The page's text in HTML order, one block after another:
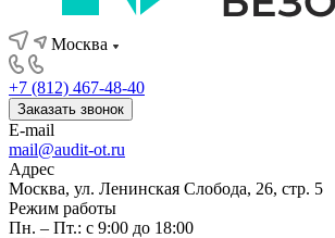
Москва
+7 (812) 467-48-40
Заказать звонок
E-mail
mail@audit-ot.ru
Адрес
Москва, ул. Ленинская Слобода, 26, стр. 5
Режим работы
Пн. – Пт.: с 9:00 до 18:00